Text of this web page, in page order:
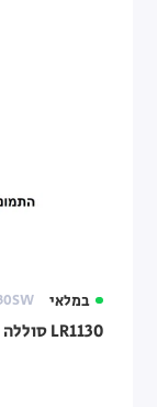
במלאי
LR1130 סוללה